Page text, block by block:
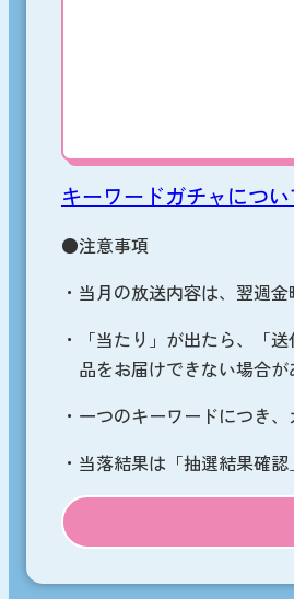
キーワードガチャにつ
●注意事項
・当月の放送内容は、翌週
・「当たり」が出たら、「
品をお届けできない場合が
・一つのキーワードにつき
・当落結果は「抽選結果確